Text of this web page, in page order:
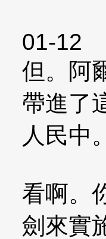
01-12
但。阿
帶進了
人民中。
看啊。
劍來實